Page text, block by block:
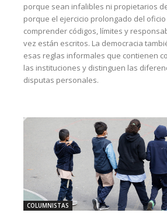
porque sean infalibles ni propietarios
porque el ejercicio prolongado del
comprender códigos, límites y
vez están escritos. La democracia
esas reglas informales que contienen
las instituciones y distinguen las
disputas personales.
COLUMNISTAS